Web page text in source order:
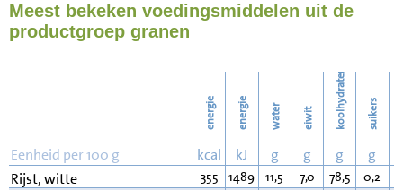
Strijken 20
23
Meest bekeken voedingsmiddelen uit de
productgroep granen
energie energie water eiwit koolhydraten suikers
Eenheid per 100 g kcal kJ g g g g
Rijst, witte
355 1489 11,5 7,0 78,5 0,2